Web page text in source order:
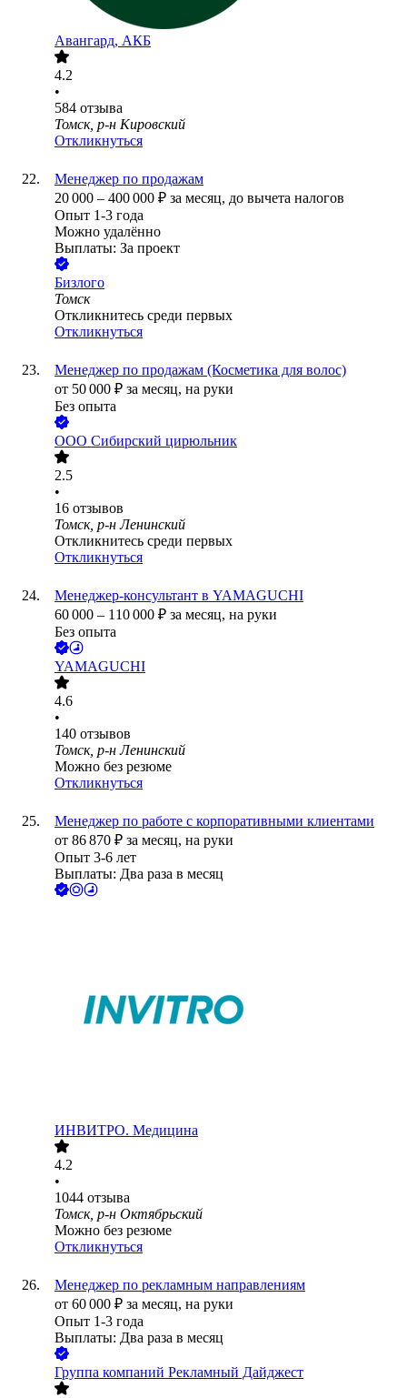
Авангард, АКБ
4.2
•
584 отзыва
Томск, р-н Кировский
Откликнуться
Менеджер по продажам
20 000 – 400 000 ₽ за месяц, до вычета налогов
Опыт 1-3 года
Можно удалённо
Выплаты: За проект
Бизлого
Томск
Откликнитесь среди первых
Откликнуться
Менеджер по продажам (Косметика для волос)
от 50 000 ₽ за месяц, на руки
Без опыта
ООО Сибирский цирюльник
2.5
•
16 отзывов
Томск, р-н Ленинский
Откликнитесь среди первых
Откликнуться
Менеджер-консультант в YAMAGUCHI
60 000 – 110 000 ₽ за месяц, на руки
Без опыта
YAMAGUCHI
4.6
•
140 отзывов
Томск, р-н Ленинский
Можно без резюме
Откликнуться
Менеджер по работе с корпоративными клиентами
от 86 870 ₽ за месяц, на руки
Опыт 3-6 лет
Выплаты: Два раза в месяц
ИНВИТРО. Медицина
4.2
•
1044 отзыва
Томск, р-н Октябрьский
Можно без резюме
Откликнуться
Менеджер по рекламным направлениям
от 60 000 ₽ за месяц, на руки
Опыт 1-3 года
Выплаты: Два раза в месяц
Группа компаний Рекламный Дайджест